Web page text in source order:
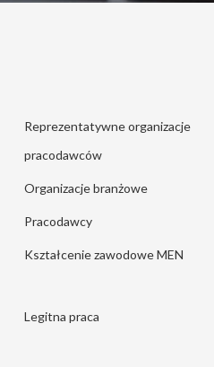
Reprezentatywne organizacje
pracodawców
Organizacje branżowe
Pracodawcy
Kształcenie zawodowe MEN
Legitna praca